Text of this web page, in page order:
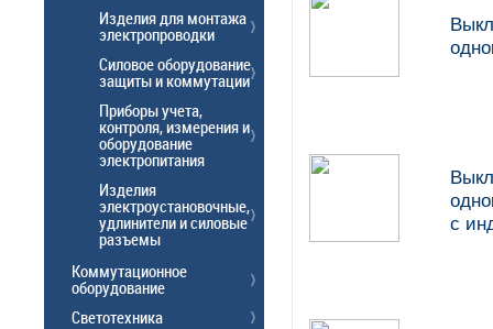
с
Изделия для монтажа
электропроводки
Силовое оборудование
защиты и коммутации
Приборы учета,
контроля, измерения и
оборудование
электропитания
Изделия
электроустановочные,
удлинители и силовые
разъемы
Коммутационное
оборудование
Светотехника